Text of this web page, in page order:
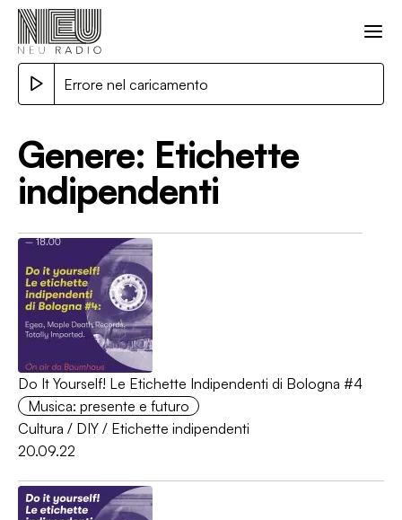
Errore nel caricamento
Genere: Etichette
indipendenti
Do It Yourself! Le Etichette Indipendenti di Bologna #4
Musica: presente e futuro
Cultura / DIY / Etichette indipendenti
20.09.22